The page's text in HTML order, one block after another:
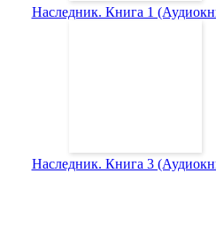
Наследник. Книга 1
Наследник. Книга 3